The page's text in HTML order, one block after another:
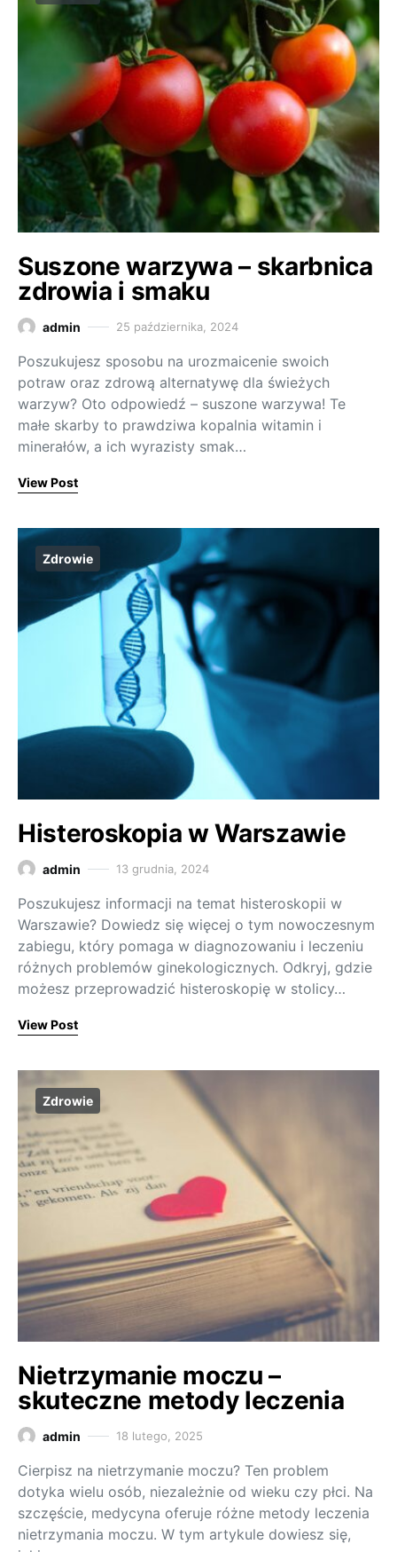
Suszone warzywa – skarbnica
zdrowia i smaku
admin 25 października, 2024
Poszukujesz sposobu na urozmaicenie swoich
potraw oraz zdrową alternatywę dla świeżych
warzyw? Oto odpowiedź – suszone warzywa! Te
małe skarby to prawdziwa kopalnia witamin i
minerałów, a ich wyrazisty smak…
View Post
Zdrowie
Histeroskopia w Warszawie
admin 13 grudnia, 2024
Poszukujesz informacji na temat histeroskopii w
Warszawie? Dowiedz się więcej o tym nowoczesnym
zabiegu, który pomaga w diagnozowaniu i leczeniu
różnych problemów ginekologicznych. Odkryj, gdzie
możesz przeprowadzić histeroskopię w stolicy…
View Post
Zdrowie
Nietrzymanie moczu –
skuteczne metody leczenia
admin 18 lutego, 2025
Cierpisz na nietrzymanie moczu? Ten problem
dotyka wielu osób, niezależnie od wieku czy płci. Na
szczęście, medycyna oferuje różne metody leczenia
nietrzymania moczu. W tym artykule dowiesz się,